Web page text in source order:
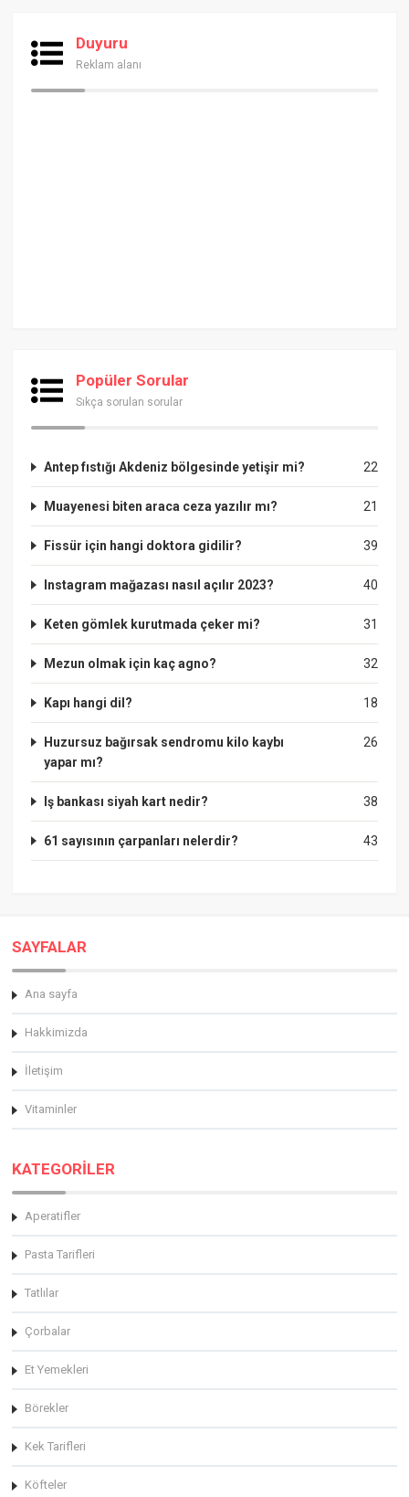
Duyuru
Reklam alanı
Popüler Sorular
Sıkça sorulan sorular
22
Antep fıstığı Akdeniz bölgesinde yetişir mi?
21
Muayenesi biten araca ceza yazılır mı?
39
Fissür için hangi doktora gidilir?
40
Instagram mağazası nasıl açılır 2023?
31
Keten gömlek kurutmada çeker mi?
32
Mezun olmak için kaç agno?
18
Kapı hangi dil?
26
Huzursuz bağırsak sendromu kilo kaybı
yapar mı?
38
Iş bankası siyah kart nedir?
43
61 sayısının çarpanları nelerdir?
SAYFALAR
Ana sayfa
Hakkimizda
İletişim
Vitaminler
KATEGORİLER
Aperatifler
Pasta Tarifleri
Tatlılar
Çorbalar
Et Yemekleri
Börekler
Kek Tarifleri
Köfteler